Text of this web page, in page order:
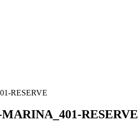
RESERVE